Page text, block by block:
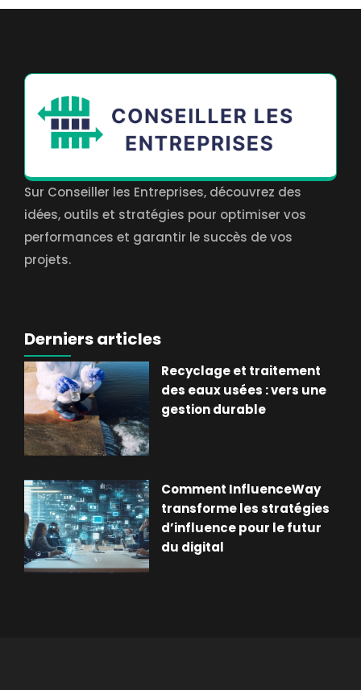
Sur Conseiller les Entreprises, découvrez des
idées, outils et stratégies pour optimiser vos
performances et garantir le succès de vos
projets.
Derniers articles
Recyclage et traitement
des eaux usées : vers une
gestion durable
Comment InfluenceWay
transforme les stratégies
d’influence pour le futur
du digital